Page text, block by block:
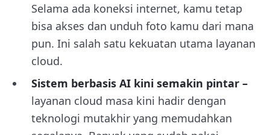
Selama ada koneksi internet, kamu tetap
bisa akses dan unduh foto kamu dari mana
pun. Ini salah satu kekuatan utama layanan
cloud.
Sistem berbasis AI kini semakin pintar –
layanan cloud masa kini hadir dengan
teknologi mutakhir yang memudahkan